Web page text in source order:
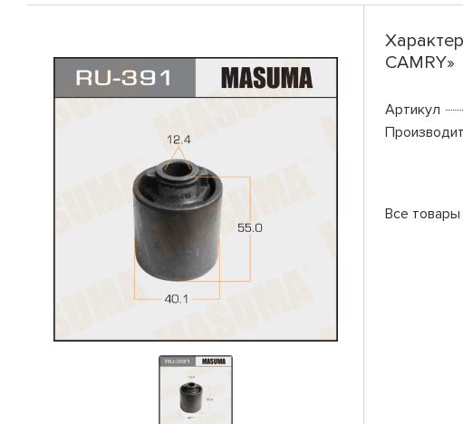
CAMRY»
Артикул
Все товары